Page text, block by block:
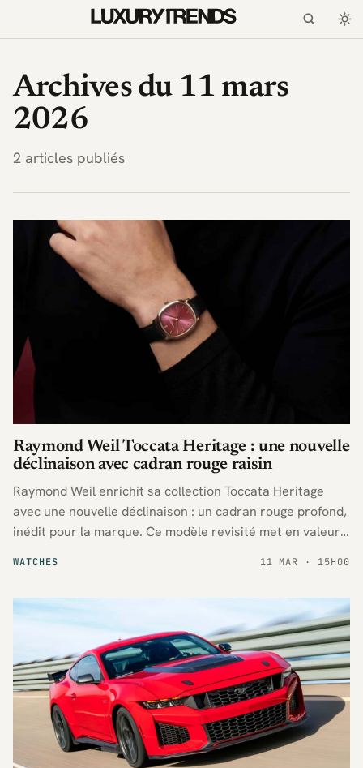
Archives du 11 mars
2026
2 articles publiés
WATCHES
Raymond Weil Toccata Heritage : une nouvelle
déclinaison avec cadran rouge raisin
Raymond Weil enrichit sa collection Toccata Heritage
avec une nouvelle déclinaison : un cadran rouge profond,
inédit pour la marque. Ce modèle revisité met en valeur
11 MAR · 15H00